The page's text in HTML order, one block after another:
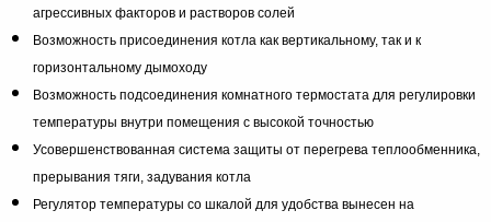
агрессивных факторов и растворов солей
Возможность присоединения котла как вертикальному, так и к
горизонтальному дымоходу
Возможность подсоединения комнатного термостата для регулировки
температуры внутри помещения с высокой точностью
Усовершенствованная система защиты от перегрева теплообменника,
прерывания тяги, задувания котла
Регулятор температуры со шкалой для удобства вынесен на